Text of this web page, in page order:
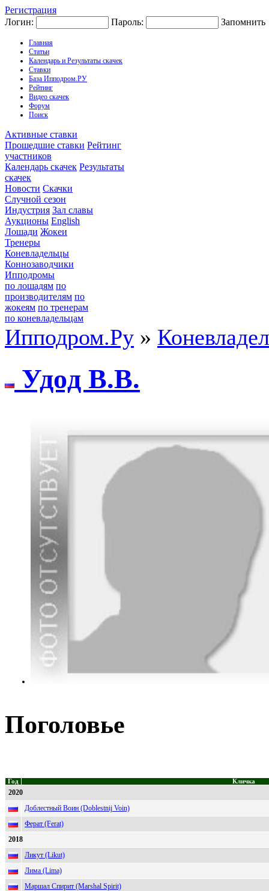
Регистрация
Логин:
Пароль: Запомнить
Главная
Статьи
Календарь и Результаты скачек
Ставки
База Ипподром.РУ
Рейтинг
Видео скачек
Форум
Поиск
Активные ставки
Прошедшие ставки Рейтинг
участников
Календарь скачек Результаты
скачек
Новости Скачки
Случной сезон
Индустрия Зал славы
Аукционы English
Лошади Жокеи
Тренеры
Коневладельцы
Коннозаводчики
Ипподромы
по лошадям по
производителям по
жокеям по тренерам
по коневладельцам
Ипподром.Ру »
Удoд B.B.
Поголовье
Год Кличка
2020
Доблестный Воин (Doblestnij Voin)
Ферат (Ferat)
2018
Ликут (Likut)
Лима (Lima)
Маршал Спирит (Marshal Spirit)